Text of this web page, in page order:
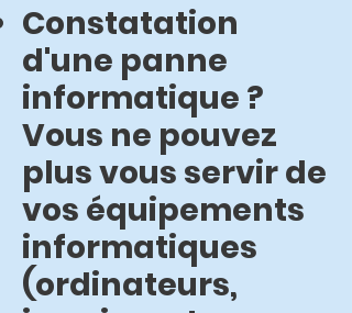
Constatation
d'une panne
informatique ?
Vous ne pouvez
plus vous servir de
vos équipements
informatiques
(ordinateurs,